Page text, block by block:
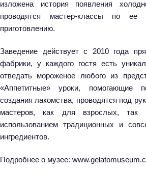
изложена история появления
проводятся мастер-классы по ее
приготовлению.
Заведение действует с 2010 года
фабрики, у каждого гостя есть
отведать мороженое любого из
«Аппетитные» уроки, помогающие
создания лакомства, проводятся под
мастеров, как для взрослых,
использованием традиционных и
ингредиентов.
Подробнее о музее: